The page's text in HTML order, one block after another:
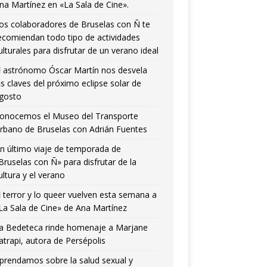
Martínez en «La Sala de Cine».
colaboradores de Bruselas con Ñ te
todo tipo de actividades
para disfrutar de un verano ideal
astrónomo Óscar Martín nos desvela
claves del próximo eclipse solar de
el Museo del Transporte
de Bruselas con Adrián Fuentes
último viaje de temporada de
con Ñ» para disfrutar de la
y el verano
terror y lo queer vuelven esta semana a
Sala de Cine» de Ana Martínez
Bedeteca rinde homenaje a Marjane
autora de Persépolis
sobre la salud sexual y